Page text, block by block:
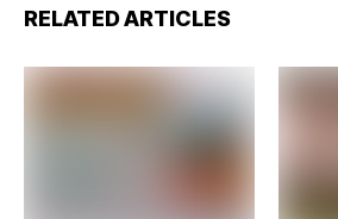
RELATED ARTICLES